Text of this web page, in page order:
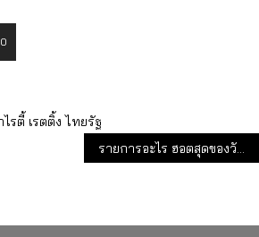
0
ไรตี้ เรตติ้ง ไทยรัฐ
รายการอะไร ฮอตสุดของวัน